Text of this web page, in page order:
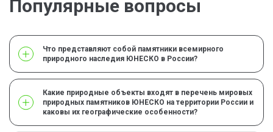
Популярные вопросы
Что представляют собой памятники всемирного
природного наследия ЮНЕСКО в России?
Какие природные объекты входят в перечень мировых
природных памятников ЮНЕСКО на территории России и
каковы их географические особенности?